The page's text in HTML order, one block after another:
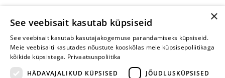
×
See veebisait kasutab küpsiseid
See veebisait kasutab kasutajakogemuse parandamiseks küpsiseid.
Meie veebisaiti kasutades nõustute kooskõlas meie küpsisepoliitikaga
kõikide küpsistega. Privaatsuspoliitika
HÄDAVAJALIKUD KÜPSISED
JÕUDLUSKÜPSISED